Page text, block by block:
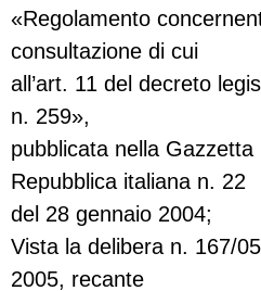
«Regolamento
consultazione di cui
all’art. 11 del decreto
n. 259»,
pubblicata nella Gazzetta
Repubblica italiana n. 22
del 28 gennaio 2004;
Vista la delibera n. 167/
2005, recante